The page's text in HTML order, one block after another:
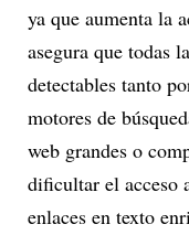
ya que aumenta la
asegura que todas
detectables tanto
motores de
web grandes o
dificultar el acceso
enlaces en texto